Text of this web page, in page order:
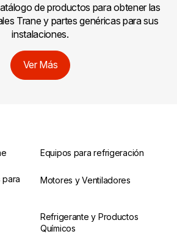
de productos para obtener las
Trane y partes genéricas para sus
instalaciones.
Ver Más
Equipos para refrigeración
para
Motores y Ventiladores
Refrigerante y Productos
Químicos